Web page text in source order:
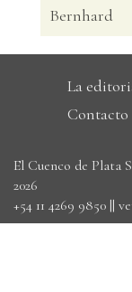
Bernhard
La
Contacto
El Cuenco de Plata
2026
+54 11 4269 9850 ||